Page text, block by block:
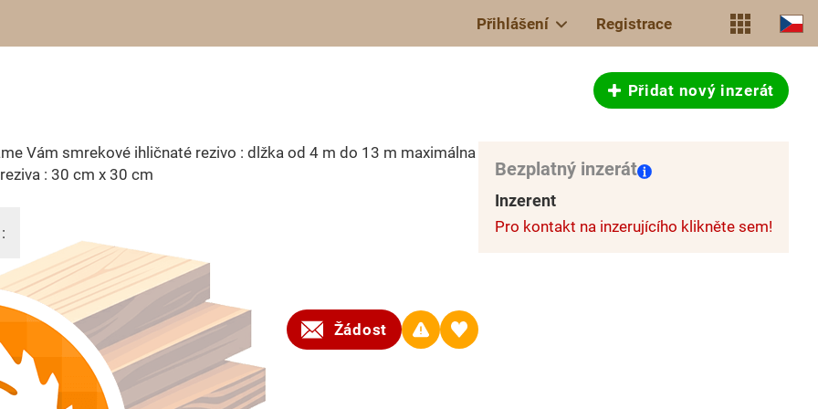
Přihlášení Registrace
Přidat nový inzerát
Vám smrekové ihličnaté rezivo : dlžka od 4 m do 13 m maximálna
: 30 cm x 30 cm
Žádost
Bezplatný inzerát
Inzerent
Pro kontakt na inzerujícího klikněte sem!